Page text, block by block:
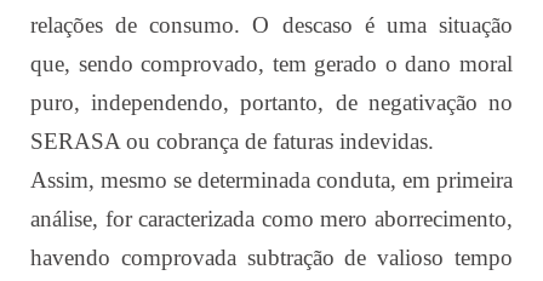
relações de consumo. O descaso é uma situação
que, sendo comprovado, tem gerado o dano moral
puro, independendo, portanto, de negativação no
SERASA ou cobrança de faturas indevidas.
Assim, mesmo se determinada conduta, em primeira
análise, for caracterizada como mero aborrecimento,
havendo comprovada subtração de valioso tempo